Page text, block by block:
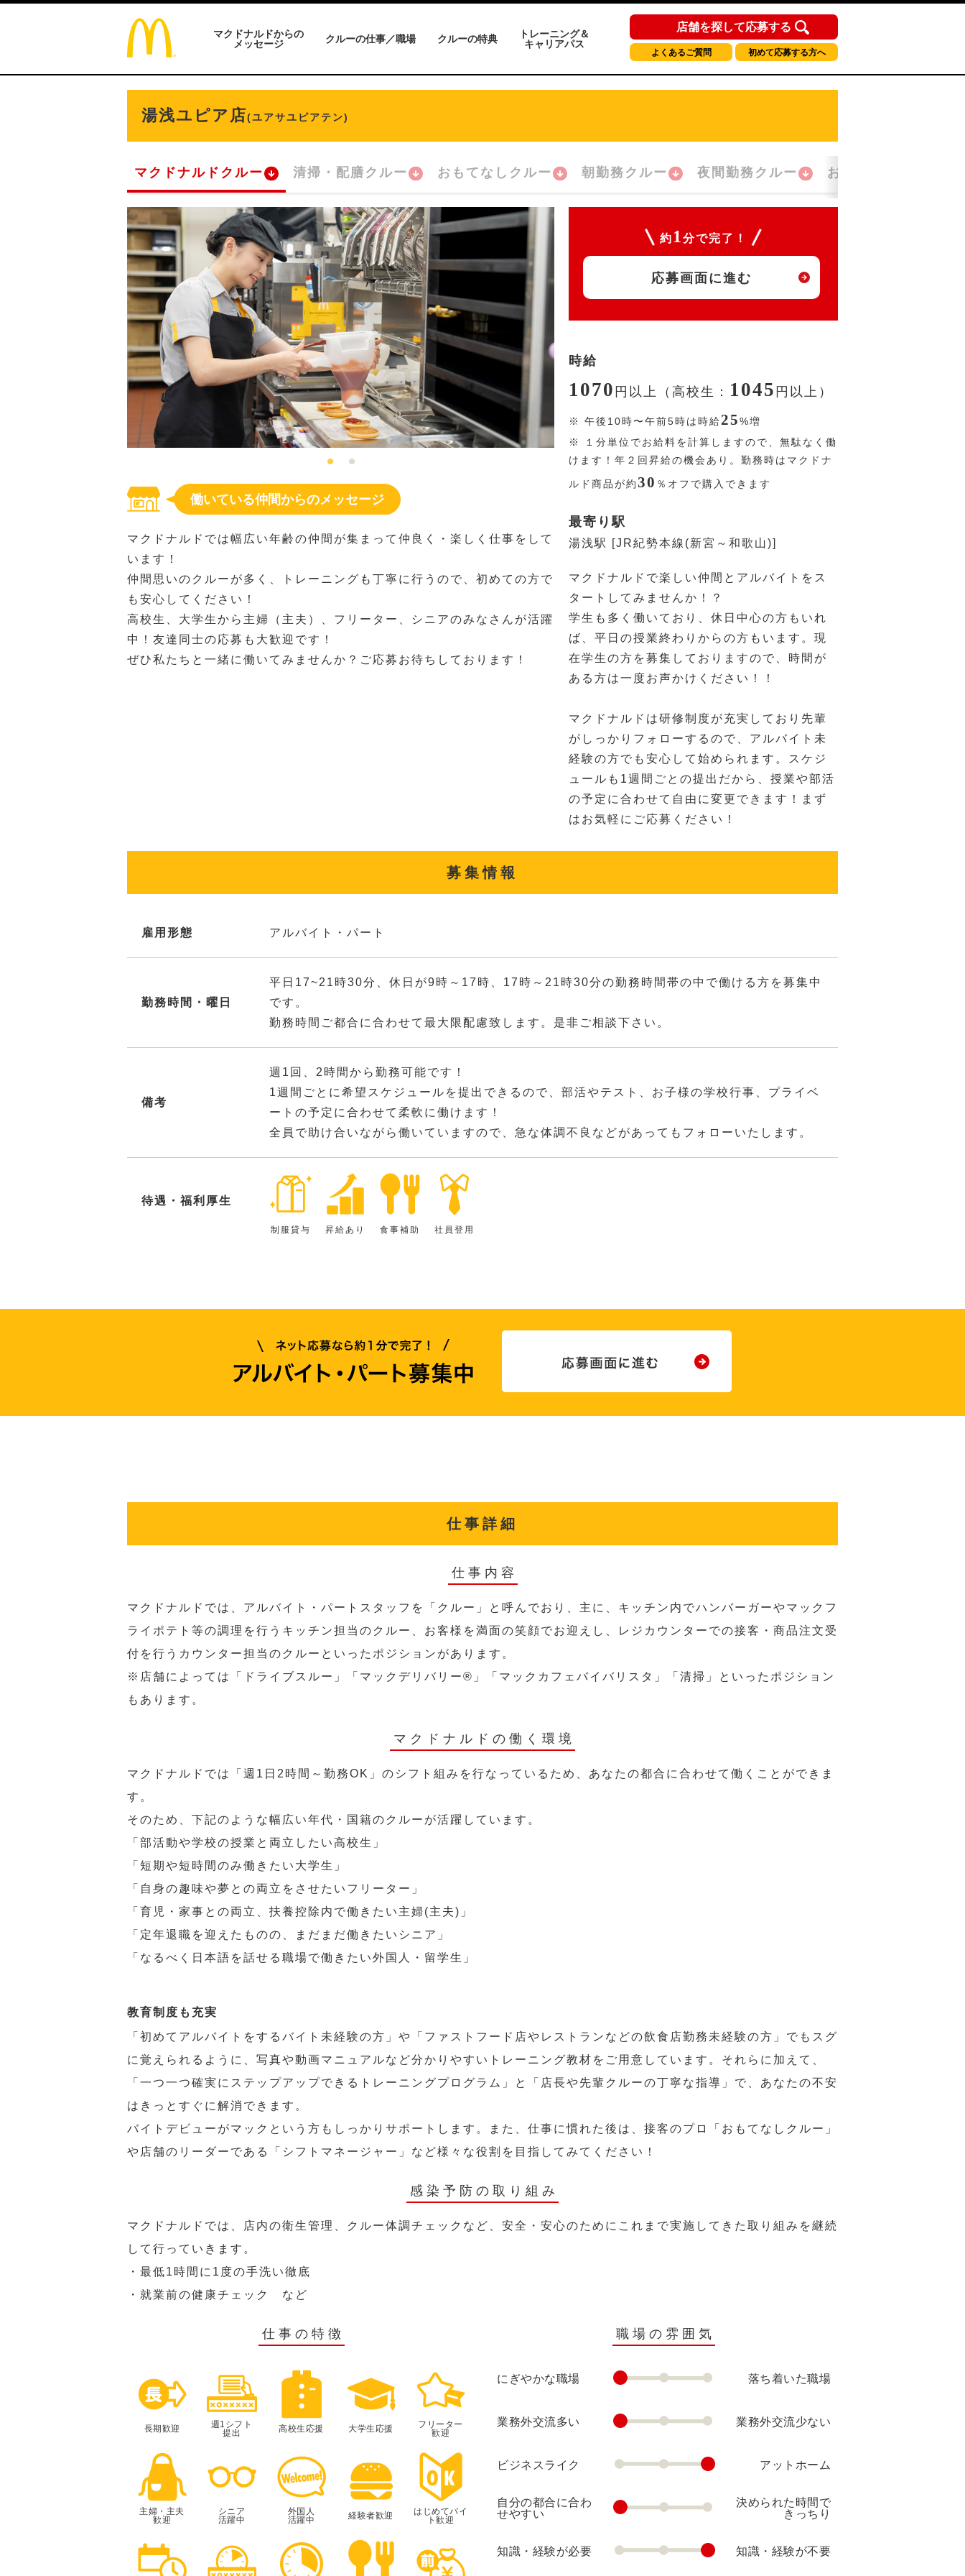
マクドナルドからの
メッセージ
クルーの仕事／職場 クルーの特典
トレーニング＆
キャリアパス
店舗を探して応募する
よくあるご質問 初めて応募する方へ
湯浅ユピア店(ユアサユピアテン)
マクドナルドクルー 清掃・配膳クルー おもてなしクルー 朝勤務クルー 夜間勤務クルー おかえり！クルー
働いている仲間からのメッセージ
マクドナルドでは幅広い年齢の仲間が集まって仲良く・楽しく仕事をして
います！
仲間思いのクルーが多く、トレーニングも丁寧に行うので、初めての方で
も安心してください！
高校生、大学生から主婦（主夫）、フリーター、シニアのみなさんが活躍
中！友達同士の応募も大歓迎です！
ぜひ私たちと一緒に働いてみませんか？ご応募お待ちしております！
約 1 分で完了！
応募画面に進む
時給
1070 円 以上（高校生： 1045 円 以上）
※ 午後10時〜午前5時は時給25%増
※
１分単位でお給料を計算しますので、無駄なく働
けます！年２回昇給の機会あり。勤務時はマクドナ
ルド商品が約30 ％ オフで購入できます
最寄り駅
湯浅駅 [JR紀勢本線(新宮～和歌山)]
マクドナルドで楽しい仲間とアルバイトをス
タートしてみませんか！？
学生も多く働いており、休日中心の方もいれ
ば、平日の授業終わりからの方もいます。現
在学生の方を募集しておりますので、時間が
ある方は一度お声かけください！！
マクドナルドは研修制度が充実しており先輩
がしっかりフォローするので、アルバイト未
経験の方でも安心して始められます。スケジ
ュールも1週間ごとの提出だから、授業や部活
の予定に合わせて自由に変更できます！まず
はお気軽にご応募ください！
募集情報
雇用形態 アルバイト・パート
勤務時間・曜日
平日17~21時30分、休日が9時～17時、17時～21時30分の勤務時間帯の中で働ける方を募集中
です。
勤務時間ご都合に合わせて最大限配慮致します。是非ご相談下さい。
備考
週1回、2時間から勤務可能です！
1週間ごとに希望スケジュールを提出できるので、部活やテスト、お子様の学校行事、プライベ
ートの予定に合わせて柔軟に働けます！
全員で助け合いながら働いていますので、急な体調不良などがあってもフォローいたします。
待遇・福利厚生
制服貸与 昇給あり 食事補助 社員登用
仕事詳細
仕事内容
マクドナルドでは、アルバイト・パートスタッフを「クルー」と呼んでおり、主に、キッチン内でハンバーガーやマックフ
ライポテト等の調理を行うキッチン担当のクルー、お客様を満面の笑顔でお迎えし、レジカウンターでの接客・商品注文受
付を行うカウンター担当のクルーといったポジションがあります。
※店舗によっては「ドライブスルー」「マックデリバリー®︎」「マックカフェバイバリスタ」「清掃」といったポジション
もあります。
マクドナルドの働く環境
マクドナルドでは「週1日2時間～勤務OK」のシフト組みを行なっているため、あなたの都合に合わせて働くことができま
す。
そのため、下記のような幅広い年代・国籍のクルーが活躍しています。
「部活動や学校の授業と両立したい高校生」
「短期や短時間のみ働きたい大学生」
「自身の趣味や夢との両立をさせたいフリーター」
「育児・家事との両立、扶養控除内で働きたい主婦(主夫)」
「定年退職を迎えたものの、まだまだ働きたいシニア」
「なるべく日本語を話せる職場で働きたい外国人・留学生」
教育制度も充実
「初めてアルバイトをするバイト未経験の方」や「ファストフード店やレストランなどの飲食店勤務未経験の方」でもスグ
に覚えられるように、写真や動画マニュアルなど分かりやすいトレーニング教材をご用意しています。それらに加えて、
「一つ一つ確実にステップアップできるトレーニングプログラム」と「店長や先輩クルーの丁寧な指導」で、あなたの不安
はきっとすぐに解消できます。
バイトデビューがマックという方もしっかりサポートします。また、仕事に慣れた後は、接客のプロ「おもてなしクルー」
や店舗のリーダーである「シフトマネージャー」など様々な役割を目指してみてください！
感染予防の取り組み
マクドナルドでは、店内の衛生管理、クルー体調チェックなど、安全・安心のためにこれまで実施してきた取り組みを継続
して行っていきます。
・最低1時間に1度の手洗い徹底
・就業前の健康チェック など
仕事の特徴
長期歓迎
週1シフト
提出
高校生応援 大学生応援
フリーター
歓迎
主婦・主夫
歓迎
シニア
活躍中
外国人
活躍中
経験者歓迎
はじめてバイ
ト歓迎
職場の雰囲気
にぎやかな職場 落ち着いた職場
業務外交流多い 業務外交流少ない
ビジネスライク アットホーム
自分の都合に合わ
せやすい
決められた時間で
きっちり
知識・経験が必要 知識・経験が不要